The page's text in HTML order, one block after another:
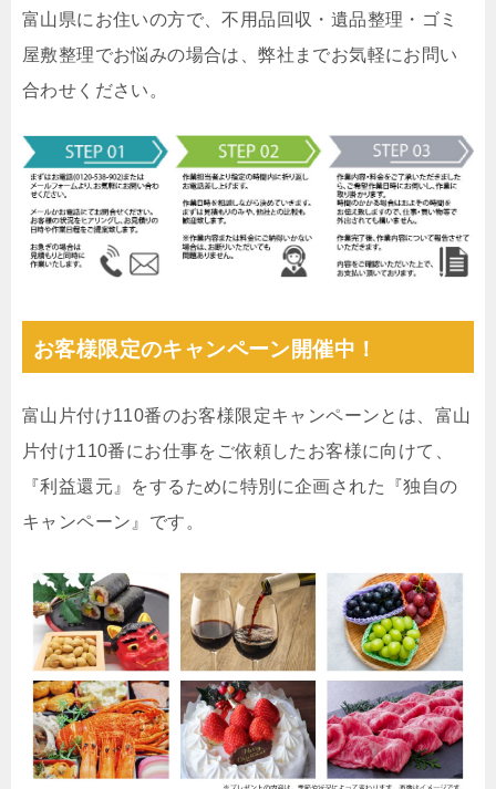
富山県にお住いの方で、不用品回収・遺品整理・ゴミ
屋敷整理でお悩みの場合は、弊社までお気軽にお問い
合わせください。
お客様限定のキャンペーン開催中！
富山片付け110番のお客様限定キャンペーンとは、富山
片付け110番にお仕事をご依頼したお客様に向けて、
『利益還元』をするために特別に企画された『独自の
キャンペーン』です。